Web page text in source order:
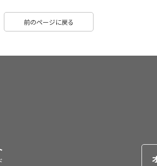
前のページに戻る